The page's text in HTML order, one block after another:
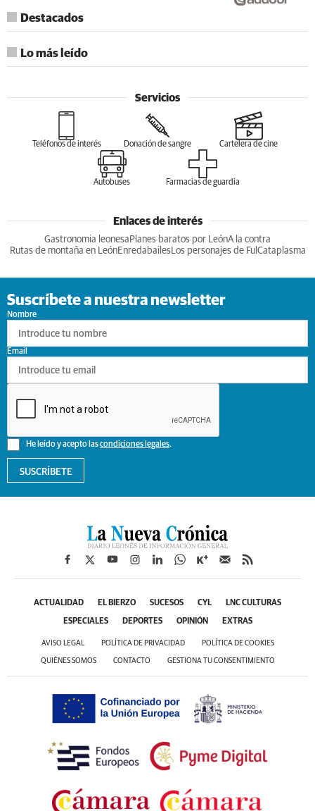
Destacados
Lo más leído
Servicios
Teléfonos de interés Donación de sangre Cartelera de cine
Autobuses Farmacias de guardia
Enlaces de interés
Gastronomia leonesa Planes baratos por LeónA la contra
Rutas de montaña en LeónEnredabailesLos personajes de Ful Cataplasma
Suscríbete a nuestra newsletter
Nombre
He leído y acepto lascondiciones legales.
Email
SUSCRÍBETE
ACTUALIDAD EL BIERZO SUCESOS CYL LNC CULTURAS
ESPECIALES DEPORTES OPINIÓN EXTRAS
AVISO LEGAL POLÍTICA DE PRIVACIDAD POLÍTICA DE COOKIES
QUIÉNES SOMOS CONTACTO GESTIONA TU CONSENTIMIENTO